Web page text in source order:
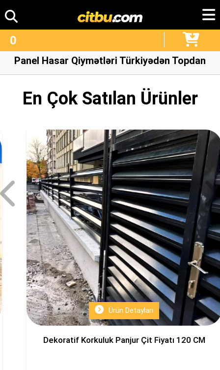
0
Panel Hasar Qiymətləri Türkiyədən Topdan
En Çok Satılan Ürünler
Ürün Detayları
Dekoratif Korkuluk Panjur Çit Fiyatı 120 CM